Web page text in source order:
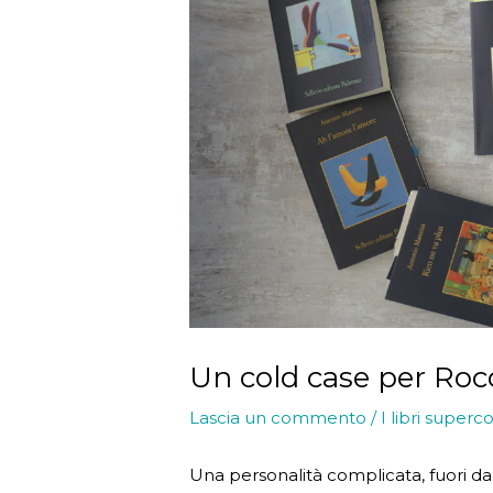
Un cold case per
Lascia un commento / I libri
Una personalità complicata, fuori